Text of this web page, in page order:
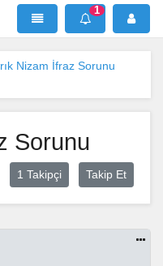
MenÜ Mesaj
1
Nizam İfraz Sorunu
Sorunu
1 Takipçi Takip Et